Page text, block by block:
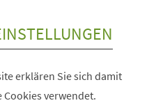
erklären Sie sich damit
Cookies verwendet.